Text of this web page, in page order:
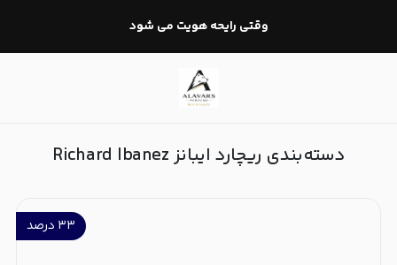
وقتی رایحه هویت می شود
دسته‌بندی ریچارد ایبانز Richard Ibanez
۳۳ درصد